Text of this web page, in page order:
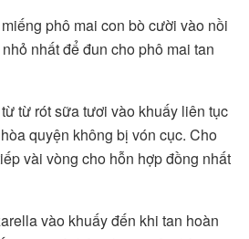
phô mai con bò cười vào nồi
nhất để đun cho phô mai tan
từ rót sữa tươi vào khuấy liên tục
quyện không bị vón cục. Cho
vài vòng cho hỗn hợp đồng nhất
vào khuấy đến khi tan hoàn